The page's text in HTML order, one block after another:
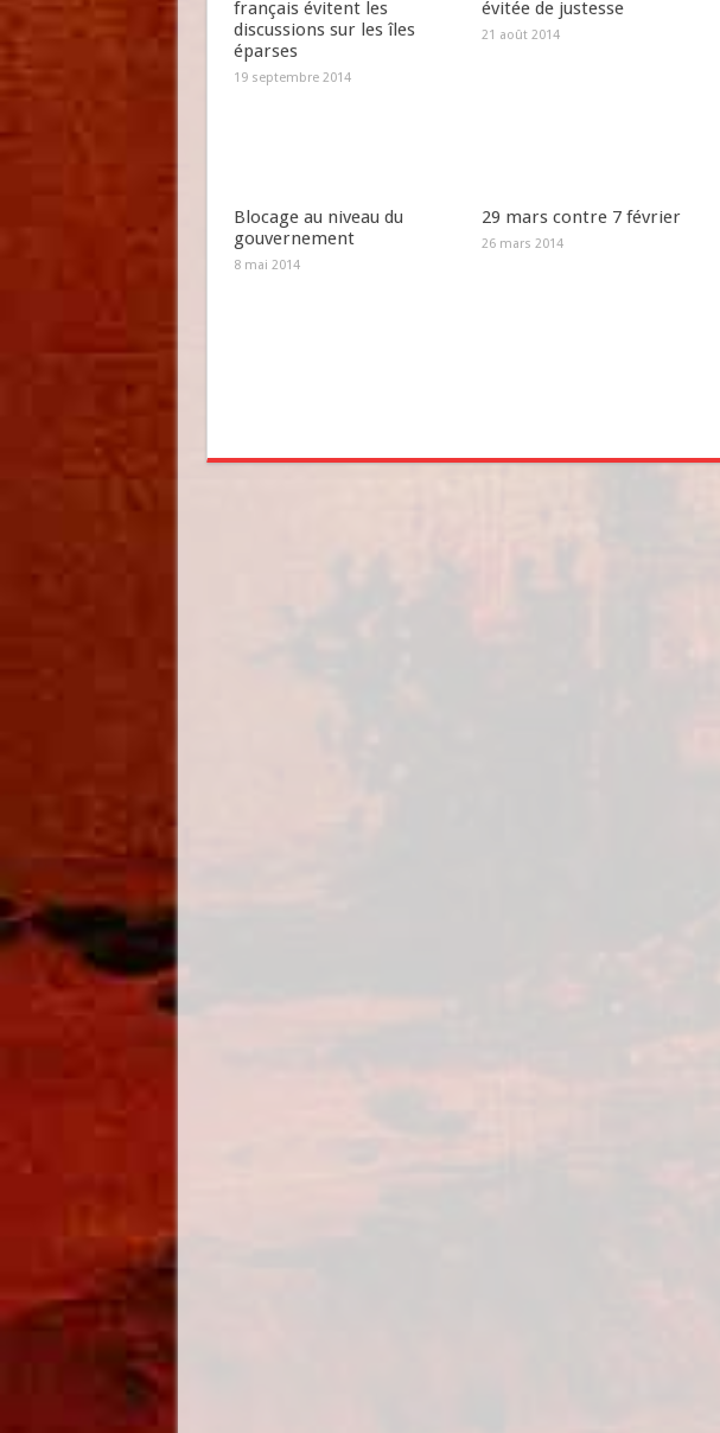
français évitent les
discussions sur les îles
éparses
19 septembre 2014
évitée de justesse
21 août 2014
Blocage au niveau du
gouvernement
8 mai 2014
29 mars contre 7 février
26 mars 2014